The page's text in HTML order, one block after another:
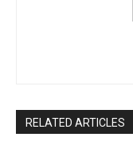
RELATED ARTICLES